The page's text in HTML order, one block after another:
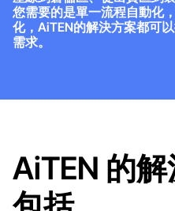
您需要的是單一流程自動化
化，AiTEN的解決方案都可
需求。
AiTEN 的